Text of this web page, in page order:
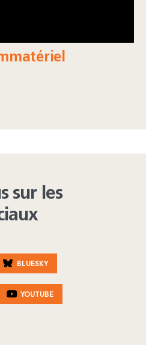
sur les
BLUESKY
YOUTUBE